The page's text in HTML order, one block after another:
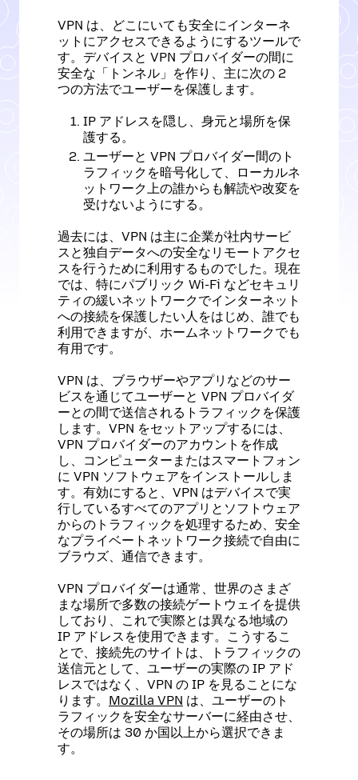
VPN は、どこにいても安全にインターネ
ットにアクセスできるようにするツールで
す。デバイスと VPN プロバイダーの間に
安全な「トンネル」を作り、主に次の 2
つの方法でユーザーを保護します。
IP アドレスを隠し、身元と場所を保
護する。
ユーザーと VPN プロバイダー間のト
ラフィックを暗号化して、ローカルネ
ットワーク上の誰からも解読や改変を
受けないようにする。
過去には、VPN は主に企業が社内サービ
スと独自データへの安全なリモートアクセ
スを行うために利用するものでした。現在
では、特にパブリック Wi-Fi などセキュリ
ティの緩いネットワークでインターネット
への接続を保護したい人をはじめ、誰でも
利用できますが、ホームネットワークでも
有用です。
VPN は、ブラウザーやアプリなどのサー
ビスを通じてユーザーと VPN プロバイダ
ーとの間で送信されるトラフィックを保護
します。VPN をセットアップするには、
VPN プロバイダーのアカウントを作成
し、コンピューターまたはスマートフォン
に VPN ソフトウェアをインストールしま
す。有効にすると、VPN はデバイスで実
行しているすべてのアプリとソフトウェア
からのトラフィックを処理するため、安全
なプライベートネットワーク接続で自由に
ブラウズ、通信できます。
VPN プロバイダーは通常、世界のさまざ
まな場所で多数の接続ゲートウェイを提供
しており、これで実際とは異なる地域の
IP アドレスを使用できます。こうするこ
とで、接続先のサイトは、トラフィックの
送信元として、ユーザーの実際の IP アド
レスではなく、VPN の IP を見ることにな
ります。 Mozilla VPN は、ユーザーのト
ラフィックを安全なサーバーに経由させ、
その場所は 30 か国以上から選択できま
す。